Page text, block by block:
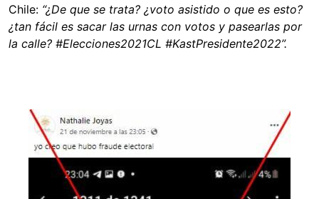
Chile: “¿De que se trata? ¿voto asistido o que es esto?
¿tan fácil es sacar las urnas con votos y pasearlas por
la calle? #Elecciones2021CL #KastPresidente2022”.
Image